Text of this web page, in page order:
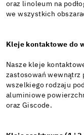
oraz linoleum na
we wszystkich
Kleje kontaktowe do
Nasze kleje
zastosowań wewnątrz
wszelkiego rodzaju
aluminiowe
oraz Giscode.